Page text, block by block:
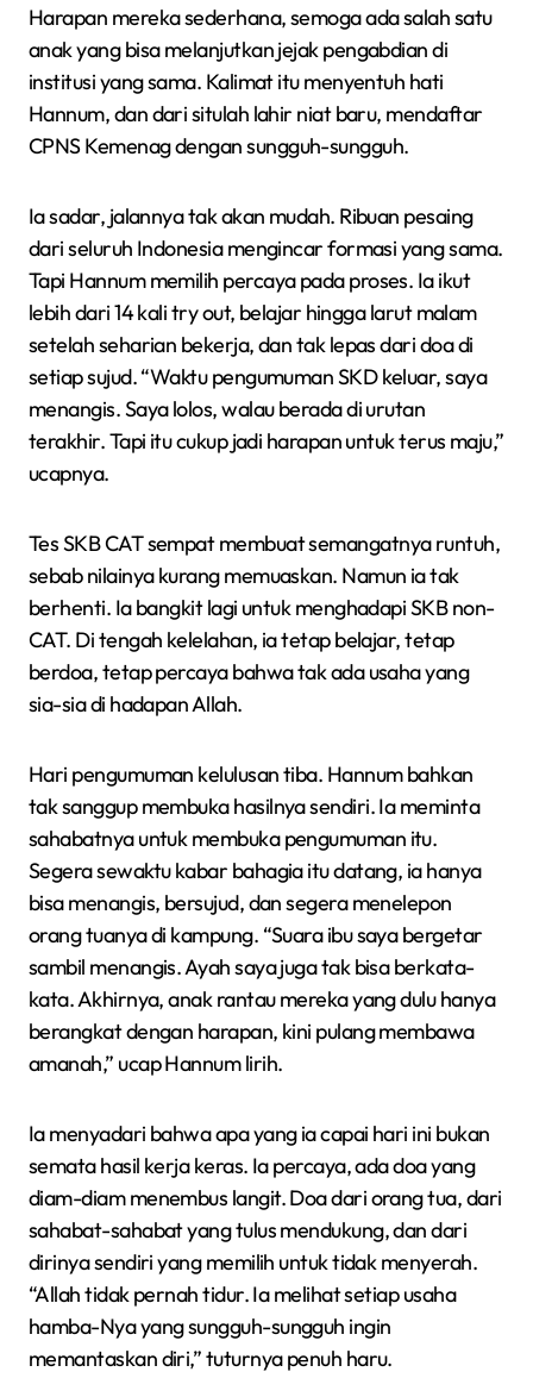
Harapan mereka sederhana, semoga ada salah satu
anak yang bisa melanjutkan jejak pengabdian di
institusi yang sama. Kalimat itu menyentuh hati
Hannum, dan dari situlah lahir niat baru, mendaftar
CPNS Kemenag dengan sungguh-sungguh.
Ia sadar, jalannya tak akan mudah. Ribuan pesaing
dari seluruh Indonesia mengincar formasi yang sama.
Tapi Hannum memilih percaya pada proses. Ia ikut
lebih dari 14 kali try out, belajar hingga larut malam
setelah seharian bekerja, dan tak lepas dari doa di
setiap sujud. “Waktu pengumuman SKD keluar, saya
menangis. Saya lolos, walau berada di urutan
terakhir. Tapi itu cukup jadi harapan untuk terus maju,”
ucapnya.
Tes SKB CAT sempat membuat semangatnya runtuh,
sebab nilainya kurang memuaskan. Namun ia tak
berhenti. Ia bangkit lagi untuk menghadapi SKB non-
CAT. Di tengah kelelahan, ia tetap belajar, tetap
berdoa, tetap percaya bahwa tak ada usaha yang
sia-sia di hadapan Allah.
Hari pengumuman kelulusan tiba. Hannum bahkan
tak sanggup membuka hasilnya sendiri. Ia meminta
sahabatnya untuk membuka pengumuman itu.
Segera sewaktu kabar bahagia itu datang, ia hanya
bisa menangis, bersujud, dan segera menelepon
orang tuanya di kampung. “Suara ibu saya bergetar
sambil menangis. Ayah saya juga tak bisa berkata-
kata. Akhirnya, anak rantau mereka yang dulu hanya
berangkat dengan harapan, kini pulang membawa
amanah,” ucap Hannum lirih.
Ia menyadari bahwa apa yang ia capai hari ini bukan
semata hasil kerja keras. Ia percaya, ada doa yang
diam-diam menembus langit. Doa dari orang tua, dari
sahabat-sahabat yang tulus mendukung, dan dari
dirinya sendiri yang memilih untuk tidak menyerah.
“Allah tidak pernah tidur. Ia melihat setiap usaha
hamba-Nya yang sungguh-sungguh ingin
memantaskan diri,” tuturnya penuh haru.